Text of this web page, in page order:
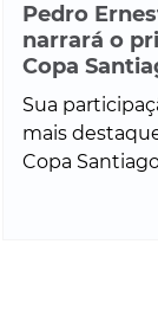
Pedro
narrará o
Copa
Sua
mais
Copa